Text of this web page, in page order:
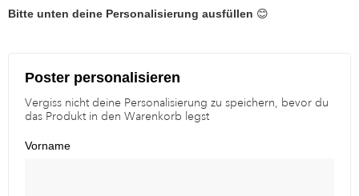
Bitte unten deine Personalisierung ausfüllen 😊
Poster personalisieren
Vergiss nicht deine Personalisierung zu speichern, bevor du
das Produkt in den Warenkorb legst
Vorname